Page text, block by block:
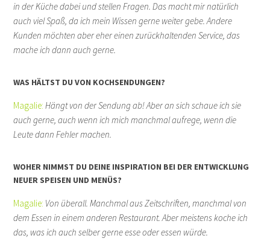
in der Küche dabei und stellen Fragen. Das macht mir natürlich
auch viel Spaß, da ich mein Wissen gerne weiter gebe. Andere
Kunden möchten aber eher einen zurückhaltenden Service, das
mache ich dann auch gerne.
WAS HÄLTST DU VON KOCHSENDUNGEN?
Magalie: Hängt von der Sendung ab! Aber an sich schaue ich sie
auch gerne, auch wenn ich mich manchmal aufrege, wenn die
Leute dann Fehler machen.
WOHER NIMMST DU DEINE INSPIRATION BEI DER ENTWICKLUNG
NEUER SPEISEN UND MENÜS?
Magalie: Von überall. Manchmal aus Zeitschriften, manchmal von
dem Essen in einem anderen Restaurant. Aber meistens koche ich
das, was ich auch selber gerne esse oder essen würde.